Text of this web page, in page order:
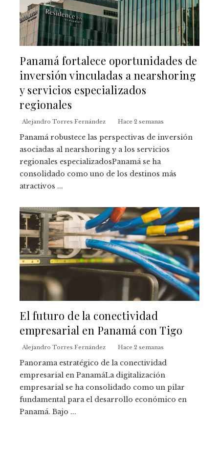
Panamá fortalece oportunidades de
inversión vinculadas a nearshoring
y servicios especializados
regionales
Alejandro Torres Fernández Hace 2 semanas
Panamá robustece las perspectivas de inversión
asociadas al nearshoring y a los servicios
regionales especializadosPanamá se ha
consolidado como uno de los destinos más
atractivos ...
El futuro de la conectividad
empresarial en Panamá con Tigo
Alejandro Torres Fernández Hace 2 semanas
Panorama estratégico de la conectividad
empresarial en PanamáLa digitalización
empresarial se ha consolidado como un pilar
fundamental para el desarrollo económico en
Panamá. Bajo ...